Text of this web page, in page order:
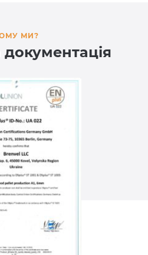
МИ?